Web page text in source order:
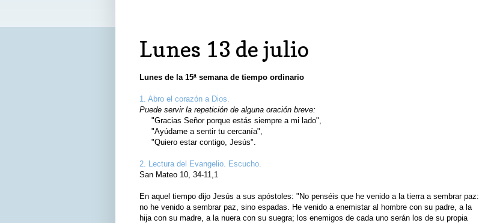
Lunes 13 de julio
Lunes de la 15ª semana de tiempo ordinario
1. Abro el corazón a Dios.
Puede servir la repetición de alguna oración breve:
"Gracias Señor porque estás siempre a mi lado",
"Ayúdame a sentir tu cercanía",
"Quiero estar contigo, Jesús".
2. Lectura del Evangelio. Escucho.
San Mateo 10, 34-11,1
En aquel tiempo dijo Jesús a sus apóstoles: "No penséis que he venido a la tierra a sembrar paz:
no he venido a sembrar paz, sino espadas. He venido a enemistar al hombre con su padre, a la
hija con su madre, a la nuera con su suegra; los enemigos de cada uno serán los de su propia